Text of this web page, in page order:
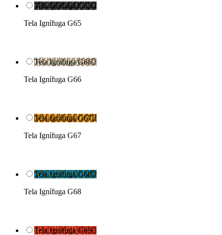
Tela Ignífuga G65
Tela Ignífuga G65
Tela Ignífuga G66
Tela Ignífuga G66
Tela Ignífuga G67
Tela Ignífuga G67
Tela Ignífuga G68
Tela Ignífuga G68
Tela Ignífuga G69